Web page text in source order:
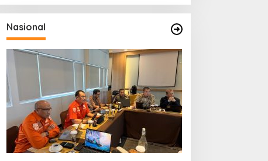
Nasional